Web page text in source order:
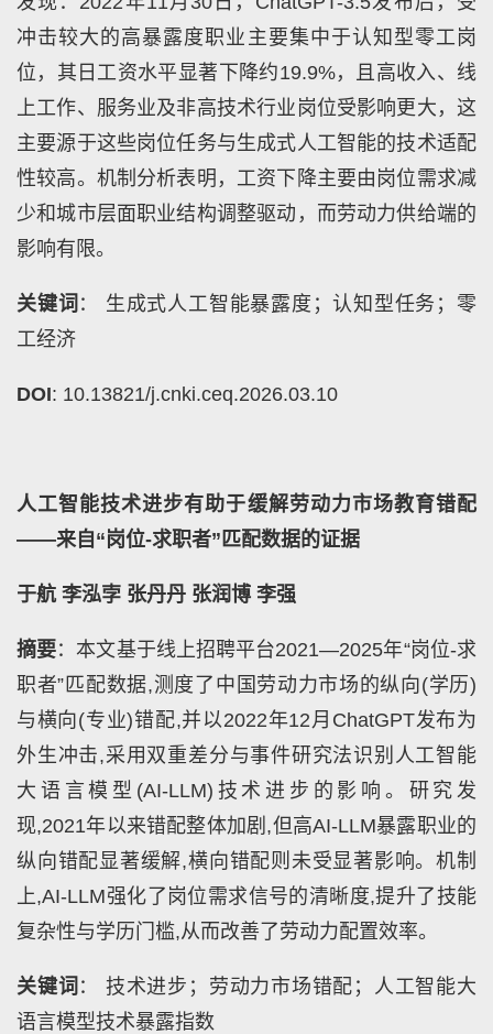
冲击较大的高暴露度职业主要集中于认知型零工岗
位，其日工资水平显著下降约19.9%，且高收入、线
上工作、服务业及非高技术行业岗位受影响更大，这
主要源于这些岗位任务与生成式人工智能的技术适配
性较高。机制分析表明，工资下降主要由岗位需求减
少和城市层面职业结构调整驱动，而劳动力供给端的
影响有限。
关键词 ： 生成式人工智能暴露度；认知型任务；零
工经济
DOI: 10.13821/j.cnki.ceq.2026.03.10
人工智能技术进步有助于缓解劳动力市场教育错配
——来自“岗位-求职者”匹配数据的证据
于航 李泓孛 张丹丹 张润博 李强
摘要：本文基于线上招聘平台2021—2025年“岗位-求
职者”匹配数据,测度了中国劳动力市场的纵向(学历)
与横向(专业)错配,并以2022年12月ChatGPT发布为
外生冲击,采用双重差分与事件研究法识别人工智能
大语言模型(AI-LLM)技术进步的影响。研究发
现,2021年以来错配整体加剧,但高AI-LLM暴露职业的
纵向错配显著缓解,横向错配则未受显著影响。机制
上,AI-LLM强化了岗位需求信号的清晰度,提升了技能
复杂性与学历门槛,从而改善了劳动力配置效率。
关键词 ： 技术进步；劳动力市场错配；人工智能大
语言模型技术暴露指数